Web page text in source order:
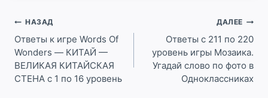
Навигация
по
записям
НАЗАД
Ответы к игре Words Of
Wonders — КИТАЙ —
ВЕЛИКАЯ КИТАЙСКАЯ
СТЕНА с 1 по 16 уровень
ДАЛЕЕ
Ответы с 211 по 220
уровень игры Мозаика.
Угадай слово по фото в
Одноклассниках